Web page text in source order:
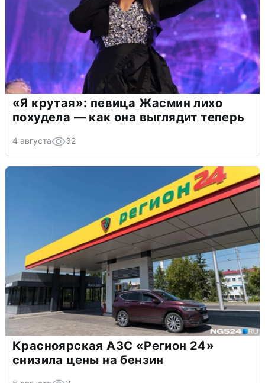
«Я крутая»: певица Жасмин лихо
похудела — как она выглядит теперь
4 августа 32
Красноярская АЗС «Регион 24»
снизила цены на бензин